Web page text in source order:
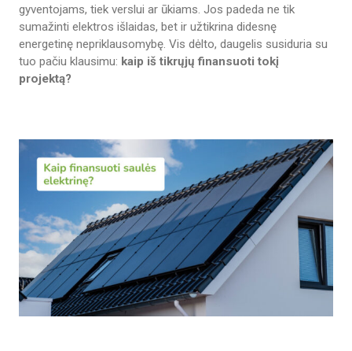
gyventojams, tiek verslui ar ūkiams. Jos padeda ne tik
sumažinti elektros išlaidas, bet ir užtikrina didesnę
energetinę nepriklausomybę. Vis dėlto, daugelis susiduria su
tuo pačiu klausimu: kaip iš tikrųjų finansuoti tokį
projektą?